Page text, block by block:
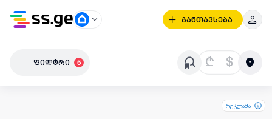
განთავსება
ფილტრი 5 ₾ $
რეკლამა